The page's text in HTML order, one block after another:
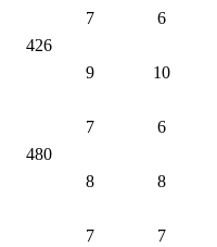
426
7
6
9 10
480
7
6
8 8
7 7